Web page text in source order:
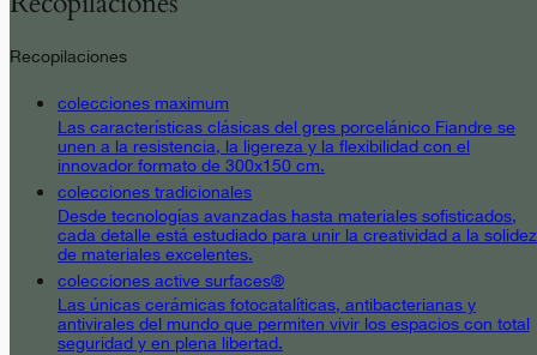
Recopilaciones
colecciones maximum
Las características clásicas del gres porcelánico Fiandre se
unen a la resistencia, la ligereza y la flexibilidad con el
innovador formato de 300x150 cm.
colecciones tradicionales
Desde tecnologías avanzadas hasta materiales sofisticados,
cada detalle está estudiado para unir la creatividad a la solidez
de materiales excelentes.
colecciones active surfaces®
Las únicas cerámicas fotocatalíticas, antibacterianas y
antivirales del mundo que permiten vivir los espacios con total
seguridad y en plena libertad.